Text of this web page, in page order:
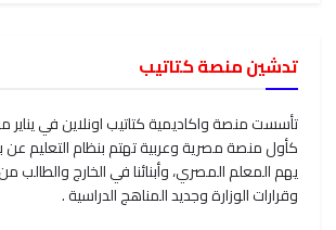
تدشين منصة كتاتيب
كأول منصة مصرية وعربية تهتم بنظام التعليم
يهم المعلم المصري، وأبنائنا في الخارج والطالب من
وقرارات الوزارة وجديد المناهج الدراسية .